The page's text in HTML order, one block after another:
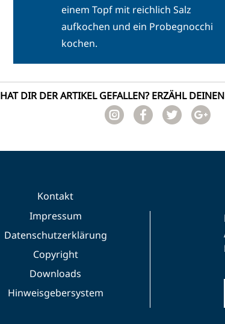
einem Topf mit reichlich Salz
aufkochen und ein Probegnocchi
kochen.
HAT DIR DER ARTIKEL GEFALLEN? ERZÄHL
Kontakt
Impressum
Datenschutzerklärung
Copyright
Downloads
Hinweisgebersystem